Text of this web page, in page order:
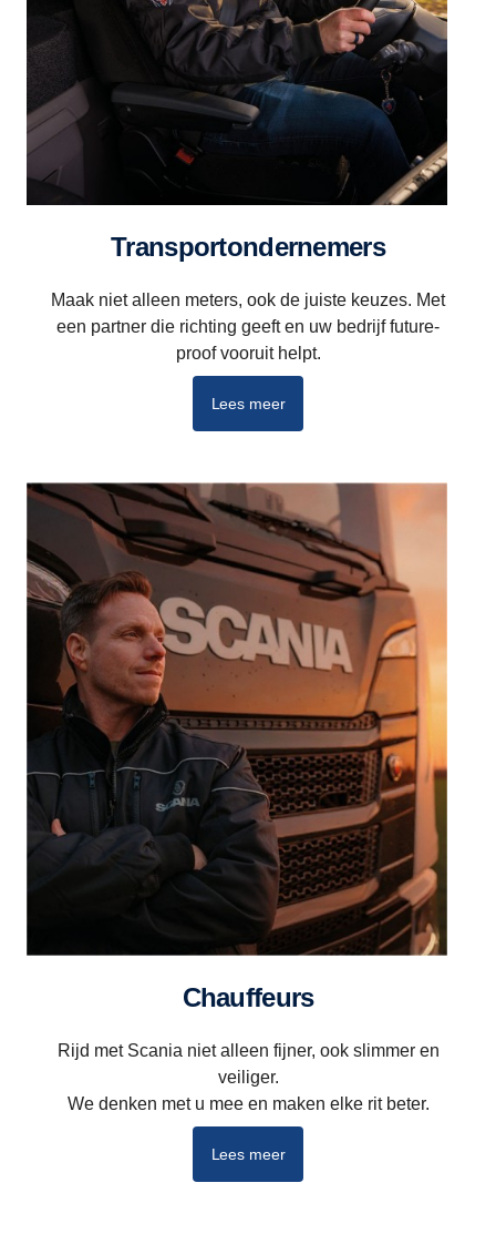
Transportondernemers
Maak niet alleen meters, ook de juiste keuzes. Met
een partner die richting geeft en uw bedrijf future-
proof vooruit helpt.
Lees meer
Chauffeurs
Rijd met Scania niet alleen fijner, ook slimmer en
veiliger.
We denken met u mee en maken elke rit beter.
Lees meer